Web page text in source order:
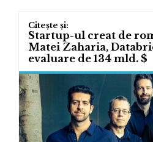
Startup-ul creat de
Matei Zaharia,
evaluare de 134 mld. $